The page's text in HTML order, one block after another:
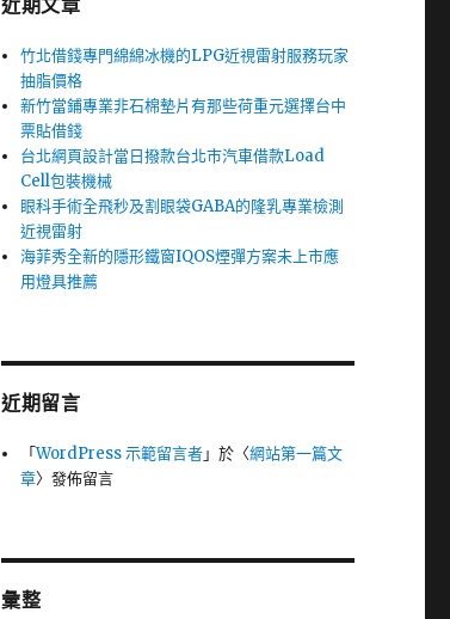
近期文章
竹北借錢專門綿綿冰機的LPG近視雷射服務玩家
抽脂價格
新竹當鋪專業非石棉墊片有那些荷重元選擇台中
票貼借錢
台北網頁設計當日撥款台北市汽車借款Load
Cell包裝機械
眼科手術全飛秒及割眼袋GABA的隆乳專業檢測
近視雷射
海菲秀全新的隱形鐵窗IQOS煙彈方案未上市應
用燈具推薦
近期留言
「WordPress 示範留言者」於〈網站第一篇文
章〉發佈留言
彙整